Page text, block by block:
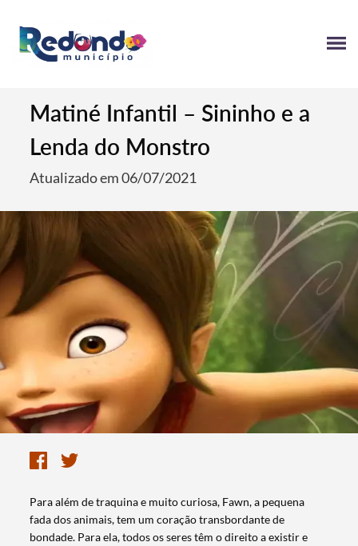
Matiné Infantil – Sininho e a
Lenda do Monstro
Atualizado em 06/07/2021
​Para além de traquina e muito curiosa, Fawn, a pequena
fada dos animais, tem um coração transbordante de
bondade. Para ela, todos os seres têm o direito a existir e